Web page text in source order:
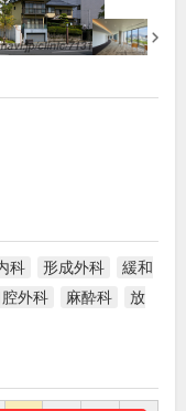
科 形成外科
緩和
外科 麻酔科
放